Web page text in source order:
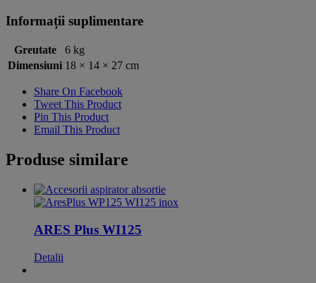
Informații suplimentare
Greutate
6 kg
Dimensiuni 18 × 14 × 27 cm
Share On Facebook
Tweet This Product
Pin This Product
Email This Product
Produse similare
ARES Plus WI125
Detalii